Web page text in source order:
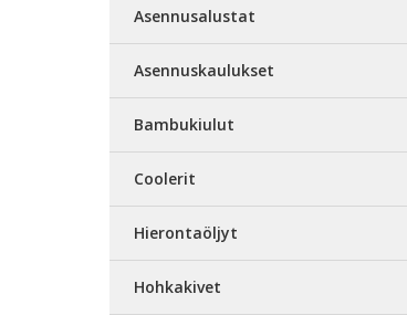
Asennusalustat
Asennuskaulukset
Bambukiulut
Coolerit
Hierontaöljyt
Hohkakivet